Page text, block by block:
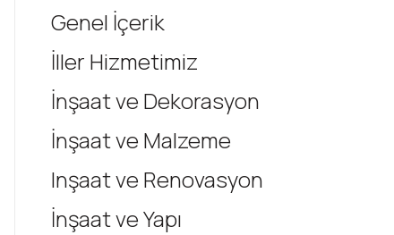
Genel İçerik
İller Hizmetimiz
İnşaat ve Dekorasyon
İnşaat ve Malzeme
Inşaat ve Renovasyon
İnşaat ve Yapı